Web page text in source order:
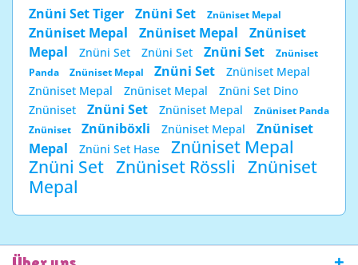
Znüni Set Tiger Znüni Set Znüniset Mepal
Znüniset Mepal Znüniset Mepal
Znüniset
Mepal
Znüni Set Znüni Set Znüni Set
Znüniset
Panda
Znüniset Mepal Znüni Set
Znüniset Mepal
Znüniset Mepal
Znüniset Mepal
Znüni Set Dino
Znüniset
Znüni Set Znüniset Mepal
Znüniset Panda
Znüniset
Znüniböxli Znüniset Mepal
Znüniset
Mepal
Znüni Set Hase
Znüniset Mepal
Znüni Set Znüniset Rössli
Znüniset
Mepal